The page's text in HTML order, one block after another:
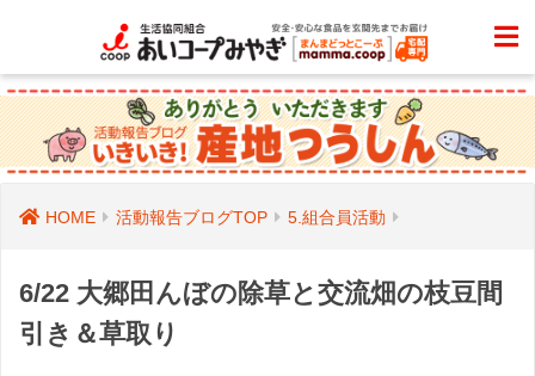
HOME 活動報告ブログTOP 5.組合員活動
6/22 大郷田んぼの除草と交流畑の枝豆間
引き＆草取り